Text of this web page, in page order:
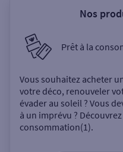
Nos
Prêt à la
Vous souhaitez acheter
votre déco, renouveler
évader au soleil ? Vous
à un imprévu ?
consommation(1).